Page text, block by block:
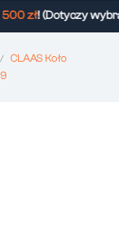
zł! (Dotyczy
CLAAS Koło